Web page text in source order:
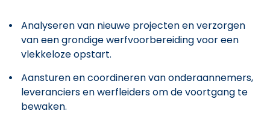
Analyseren van nieuwe projecten en verzorgen
van een grondige werfvoorbereiding voor een
vlekkeloze opstart.
Aansturen en coordineren van onderaannemers,
leveranciers en werfleiders om de voortgang te
bewaken.